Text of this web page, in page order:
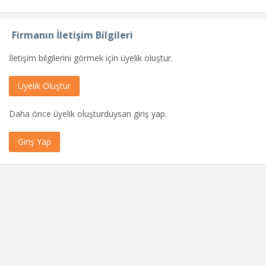
Firmanın İletişim Bilgileri
İletişim bilgilerini görmek için üyelik oluştur.
Üyelik Oluştur
Daha önce üyelik oluşturduysan giriş yap.
Giriş Yap